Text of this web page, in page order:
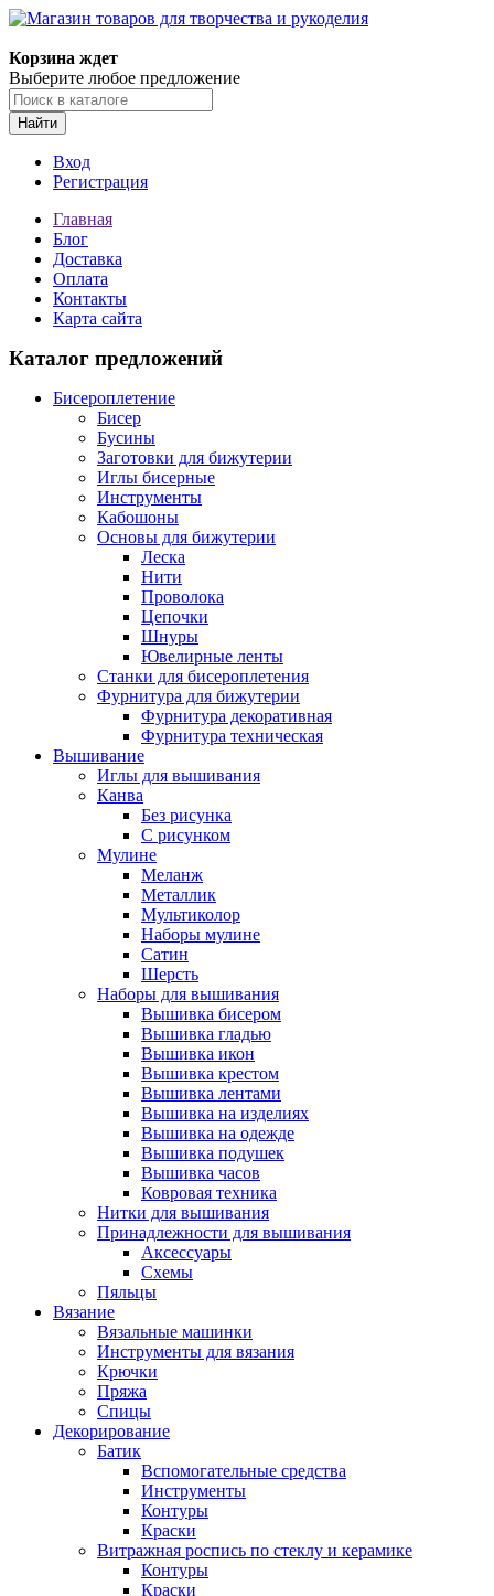
Корзина ждет
Выберите любое предложение
Найти
Вход
Регистрация
Главная
Блог
Доставка
Оплата
Контакты
Карта сайта
Каталог предложений
Бисероплетение
Бисер
Бусины
Заготовки для бижутерии
Иглы бисерные
Инструменты
Кабошоны
Основы для бижутерии
Леска
Нити
Проволока
Цепочки
Шнуры
Ювелирные ленты
Станки для бисероплетения
Фурнитура для бижутерии
Фурнитура декоративная
Фурнитура техническая
Вышивание
Иглы для вышивания
Канва
Без рисунка
С рисунком
Мулине
Меланж
Металлик
Мультиколор
Наборы мулине
Сатин
Шерсть
Наборы для вышивания
Вышивка бисером
Вышивка гладью
Вышивка икон
Вышивка крестом
Вышивка лентами
Вышивка на изделиях
Вышивка на одежде
Вышивка подушек
Вышивка часов
Ковровая техника
Нитки для вышивания
Принадлежности для вышивания
Аксессуары
Схемы
Пяльцы
Вязание
Вязальные машинки
Инструменты для вязания
Крючки
Пряжа
Спицы
Декорирование
Батик
Вспомогательные средства
Инструменты
Контуры
Краски
Витражная роспись по стеклу и керамике
Контуры
Краски